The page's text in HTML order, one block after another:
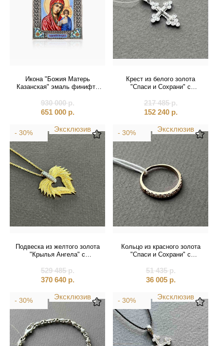
Икона "Божия Матерь
Казанская" эмаль финифть
930 000р.
651 000 р.
Крест из белого золота
"Спаси и Сохрани" с
217 485р.
152 240 р.
Эксклюзив
- 30%
Подвеска из желтого золота
"Крылья Ангела" с
(51123)
529 485р.
370 640 р.
Эксклюзив
- 30%
Кольцо из красного золота
"Спаси и Сохрани" с
51 435р.
36 005 р.
Эксклюзив
- 30% Эксклюзив
- 30%